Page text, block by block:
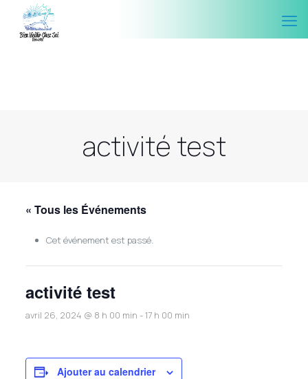
activité test
« Tous les Événements
Cet événement est passé.
activité test
avril 26, 2024 @ 8 h 00 min -17 h 00 min
Ajouter au calendrier